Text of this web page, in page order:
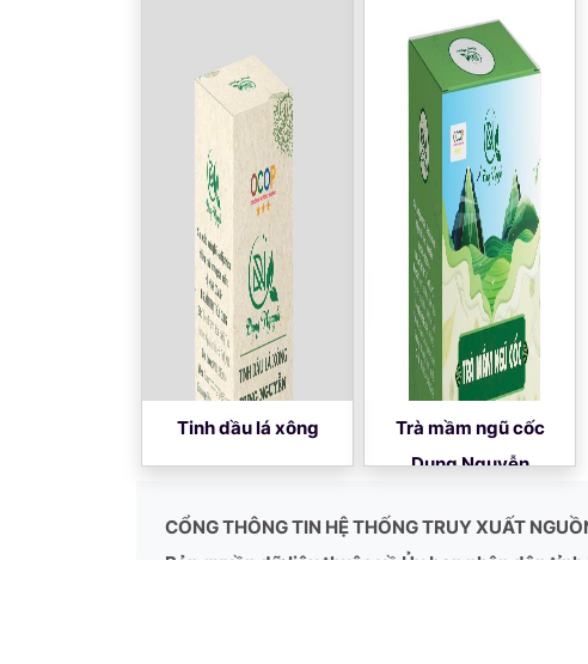
Tinh dầu lá xông
Trà mầm ngũ cốc
Dung Nguyễn
CỔNG THÔNG TIN HỆ THỐNG TRUY XUẤT
Bản quyền dữ liệu thuộc về Ủy ban nhân dân tỉnh